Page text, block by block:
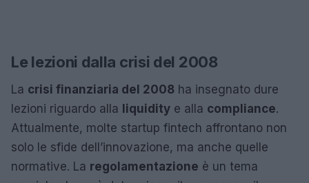
Le lezioni dalla crisi del 2008
La crisi finanziaria del 2008 ha insegnato dure
lezioni riguardo alla liquidity e alla compliance.
Attualmente, molte startup fintech affrontano non
solo le sfide dell’innovazione, ma anche quelle
normative. La regolamentazione è un tema